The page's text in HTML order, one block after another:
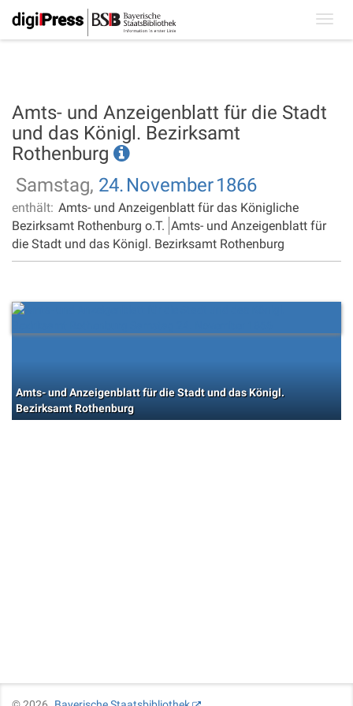
Amts- und Anzeigenblatt für die Stadt
und das Königl. Bezirksamt
Rothenburg
Samstag, 24. November1866
enthält: Amts- und Anzeigenblatt für das Königliche
Bezirksamt Rothenburg o.T. Amts- und Anzeigenblatt für
die Stadt und das Königl. Bezirksamt Rothenburg
Amts- und Anzeigenblatt für die Stadt und das Königl.
Bezirksamt Rothenburg